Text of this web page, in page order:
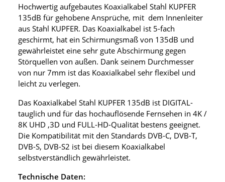
Hochwertig aufgebautes Koaxialkabel Stahl KUPFER
135dB für gehobene Ansprüche, mit dem Innenleiter
aus Stahl KUPFER. Das Koaxialkabel ist 5-fach
geschirmt, hat ein Schirmungsmaß von 135dB und
gewährleistet eine sehr gute Abschirmung gegen
Störquellen von außen. Dank seinem Durchmesser
von nur 7mm ist das Koaxialkabel sehr flexibel und
leicht zu verlegen.
Das Koaxialkabel Stahl KUPFER 135dB ist DIGITAL-
tauglich und für das hochauflösende Fernsehen in 4K /
8K UHD ,3D und FULL-HD-Qualität bestens geeignet.
Die Kompatibilität mit den Standards DVB-C, DVB-T,
DVB-S, DVB-S2 ist bei diesem Koaxialkabel
selbstverständlich gewährleistet.
Technische Daten: